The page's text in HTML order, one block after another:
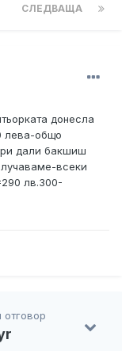
СЛЕДВАЩА
донесла
лева-общо
дали бакшиш
всеки
лв.300-